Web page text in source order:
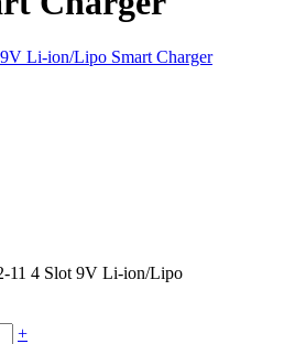
11 4 Slot 9V Li-ion/Lipo
+